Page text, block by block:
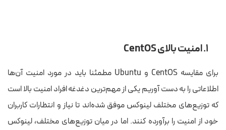
۱. امنیت بالای CentOS
برای مقایسه CentOS و Ubuntu مطمئنا باید در مورد امنیت آن‌ها
اطلاعاتی را به دست آوریم یکی از مهم‌ترین دغدغه افراد امنیت بالا است
که توزیع‌های مختلف لینوکس موفق شده‌اند تا نیاز و انتظارات کاربران
خود از امنیت را برآورده کنند. اما در میان توزیع‌های مختلف، لینوکس